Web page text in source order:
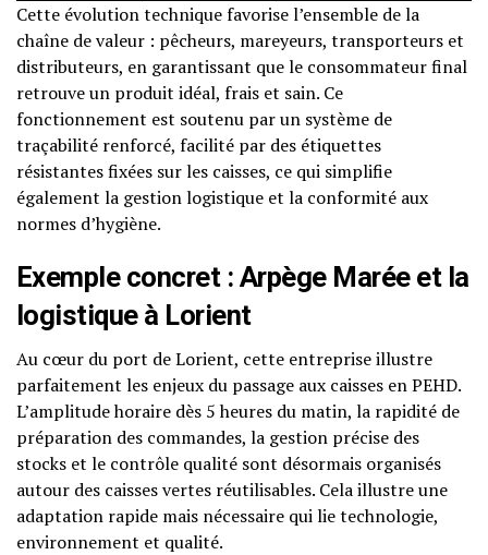
Cette évolution technique favorise l’ensemble de la
chaîne de valeur : pêcheurs, mareyeurs, transporteurs et
distributeurs, en garantissant que le consommateur final
retrouve un produit idéal, frais et sain. Ce
fonctionnement est soutenu par un système de
traçabilité renforcé, facilité par des étiquettes
résistantes fixées sur les caisses, ce qui simplifie
également la gestion logistique et la conformité aux
normes d’hygiène.
Exemple concret : Arpège Marée et la
logistique à Lorient
Au cœur du port de Lorient, cette entreprise illustre
parfaitement les enjeux du passage aux caisses en PEHD.
L’amplitude horaire dès 5 heures du matin, la rapidité de
préparation des commandes, la gestion précise des
stocks et le contrôle qualité sont désormais organisés
autour des caisses vertes réutilisables. Cela illustre une
adaptation rapide mais nécessaire qui lie technologie,
environnement et qualité.